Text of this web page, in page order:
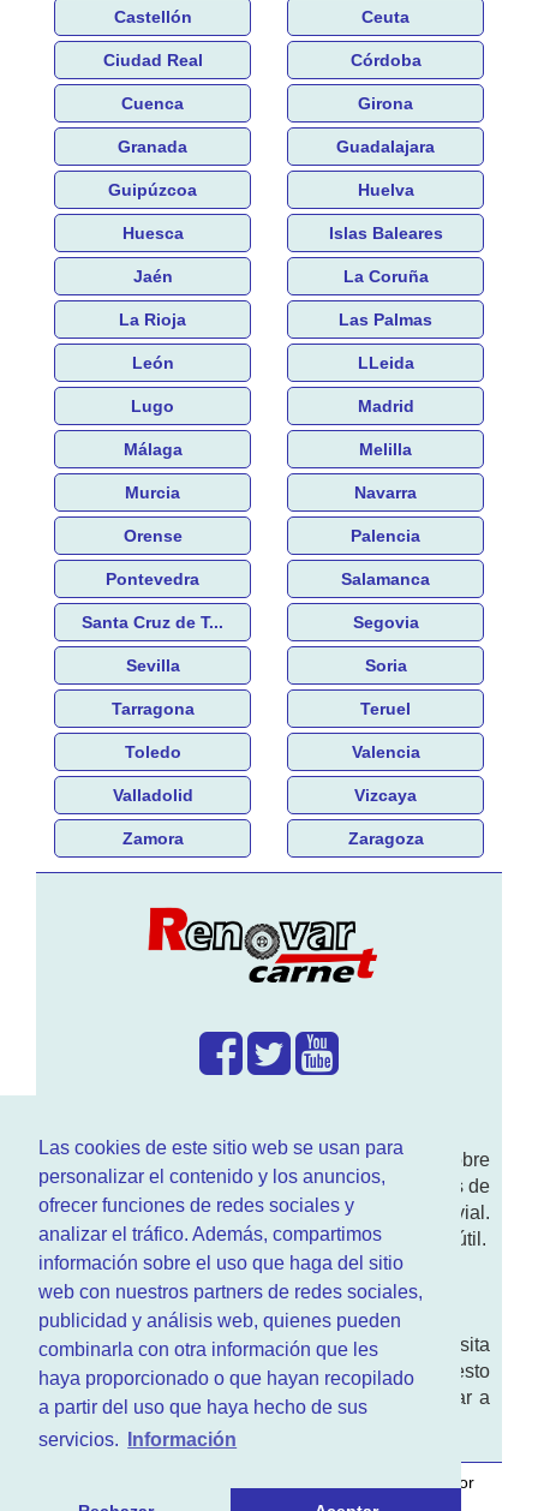
Las cookies de este sitio web se usan para
personalizar el contenido y los anuncios,
ofrecer funciones de redes sociales y
analizar el tráfico. Además, compartimos
información sobre el uso que haga del sitio
web con nuestros partners de redes sociales,
publicidad y análisis web, quienes pueden
combinarla con otra información que les
haya proporcionado o que hayan recopilado
a partir del uso que haya hecho de sus
servicios.
Información
Castellón Ceuta
Ciudad Real Córdoba
Cuenca Girona
Granada Guadalajara
Guipúzcoa Huelva
Huesca Islas Baleares
Jaén La Coruña
La Rioja Las Palmas
León LLeida
Lugo Madrid
Málaga Melilla
Murcia Navarra
Orense Palencia
Pontevedra Salamanca
Santa Cruz de T... Segovia
Sevilla Soria
Tarragona Teruel
Toledo Valencia
Valladolid Vizcaya
Zamora Zaragoza
Enwww.RenovarCarnet.comTe contamos sobre
larenovación del permisode conducir, noticias de
actualidad motor y sobre todo seguridad vial.
Ademas tenemos todo tipo de información DGT útil.
¿Quienes somos?
Quieres saber quien mantiene la pagina, visita
nuestrasección de contacto. Aquí tienes nuesto
aviso legal
. Basicamente no queremos engañar a
nadie.
por